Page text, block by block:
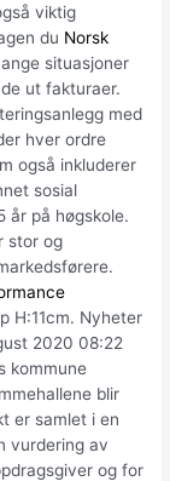
viktig
du Norsk
situasjoner
ut fakturaer.
med
hver ordre
også inkluderer
sosial
år på høgskole.
stor og
H:11cm. Nyheter
2020 08:22
kommune
blir
er samlet i en
vurdering av
og for